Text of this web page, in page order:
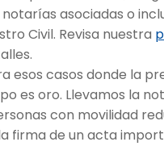
asociadas o
Civil. Revisa nuestra
esos casos donde la
es oro. Llevamos la
con movilidad
firma de un acta